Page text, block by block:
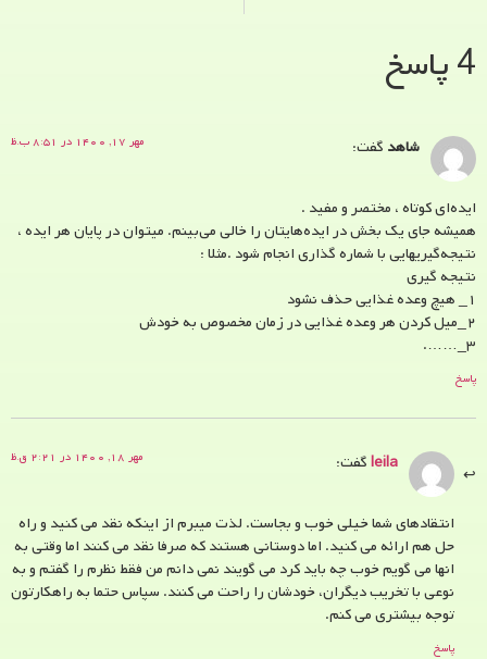
4 پاسخ
شاهد گفت: مهر ۱۷, ۱۴۰۰ در ۸:۵۱ ب.ظ
ایده‌ای کوتاه ، مختصر و مفید .
همیشه جای یک بخش در ایده‌هایتان را خالی می‌بینم‌. میتوان در پایان هر ایده ،
نتیجه‌گیریهایی با شماره گذاری انجام شود .مثلا :
نتیجه گیری
۱_ هیچ وعده غذایی حذف نشود
۲_میل کردن هر وعده غذایی در زمان مخصوص به خودش
۳_…….
پاسخ
leilaگفت: مهر ۱۸, ۱۴۰۰ در ۲:۲۱ ق.ظ
انتقادهای شما خیلی خوب و بجاست. لذت میبرم از اینکه نقد می کنید و راه
حل هم ارائه می کنید. اما دوستانی هستند که صرفا نقد می کنند اما وقتی به
انها می گویم خوب چه باید کرد می گویند نمی دانم من فقط نظرم را گفتم و به
نوعی با تخریب دیگران، خودشان را راحت می کنند. سپاس حتما به راهکارتون
توجه بیشتری می کنم.
پاسخ